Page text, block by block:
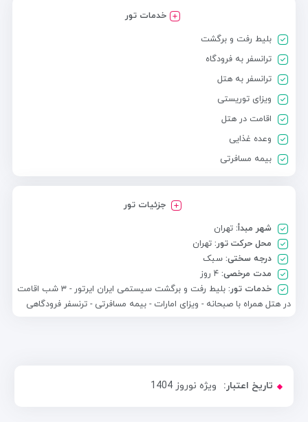
خدمات تور
بلیط رفت و برگشت
ترانسفر به فرودگاه
ترانسفر به هتل
ویزای توریستی
اقامت در هتل
وعده غذایی
بیمه مسافرتی
جزئیات تور
شهر مبدأ: تهران
محل حرکت تور: تهران
درجه سختی: سبک
مدت مرخصی: ۴ روز
خدمات تور:
بلیط رفت و برگشت سیستمی ایران ایرتور - ۳ شب اقامت
در هتل همراه با صبحانه - ویزای امارات - بیمه مسافرتی - ترنسفر فرودگاهی
تاریخ اعتبار: ویژه نوروز 1404